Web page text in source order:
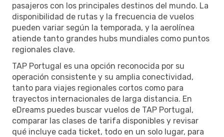
pasajeros con los principales destinos del mundo. La
disponibilidad de rutas y la frecuencia de vuelos
pueden variar según la temporada, y la aerolínea
atiende tanto grandes hubs mundiales como puntos
regionales clave.
TAP Portugal es una opción reconocida por su
operación consistente y su amplia conectividad,
tanto para viajes regionales cortos como para
trayectos internacionales de larga distancia. En
eDreams puedes buscar vuelos de TAP Portugal,
comparar las clases de tarifa disponibles y revisar
qué incluye cada ticket, todo en un solo lugar, para